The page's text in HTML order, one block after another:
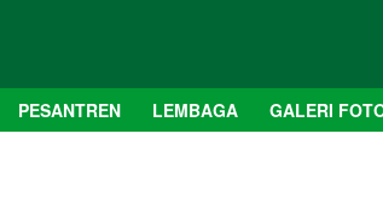
PESANTREN LEMBAGA GALERI